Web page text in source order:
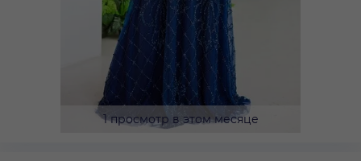
1 просмотр в этом месяце